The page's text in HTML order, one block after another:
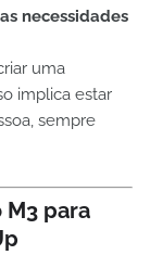
necessidades
uma
implica estar
sempre
M3 para